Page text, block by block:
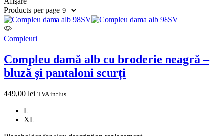
Products per page
Compleuri
Compleu damă alb cu broderie neagră –
bluză și pantaloni scurți
449,00 lei TVA inclus
L
XL